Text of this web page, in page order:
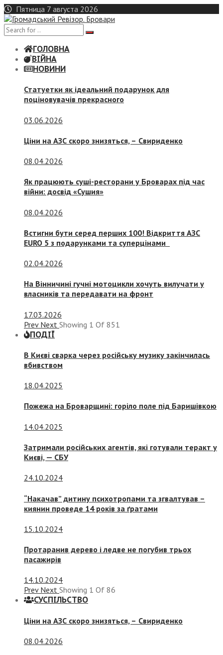
Skip
to
content
Пятница 7 августа 2026
ГОЛОВНА
ВІЙНА
НОВИНИ
Статуетки як ідеальний подарунок для
поціновувачів прекрасного
03.06.2026
Ціни на АЗС скоро знизяться, – Свириденко
08.04.2026
Як працюють суші-ресторани у Броварах під час
війни: досвід «Сушия»
08.04.2026
Встигни бути серед перших 100! Відкриття АЗС
EURO 5 з подарунками та суперцінами
02.04.2026
На Вінничині гучні мотоцикли хочуть вилучати у
власників та передавати на фронт
17.03.2026
Prev Next Showing 1 Of 851
ПОДІЇ
В Києві сварка через російську музику закінчилась
вбивством
18.04.2025
Пожежа на Броварщині: горіло поле під Баришівкою
14.04.2025
Затримали російських агентів, які готували теракт у
Києві, — СБУ
24.10.2024
“Накачав” дитину психотропами та згвалтував –
киянин проведе 14 років за ґратами
15.10.2024
Протаранив дерево і ледве не погубив трьох
пасажирів
14.10.2024
Prev Next Showing 1 Of 86
СУСПIЛЬСТВО
Ціни на АЗС скоро знизяться, – Свириденко
08.04.2026